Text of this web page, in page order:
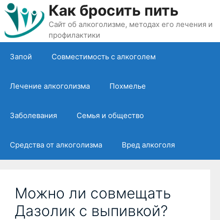
Перейти
содержимому
Как бросить пить
Сайт об алкоголизме, методах его лечения и
профилактики
Запой Совместимость с алкоголем
Лечение алкоголизма Похмелье
Заболевания Семья и общество
Средства от алкоголизма Вред алкоголя
Можно ли совмещать
Дазолик с выпивкой?